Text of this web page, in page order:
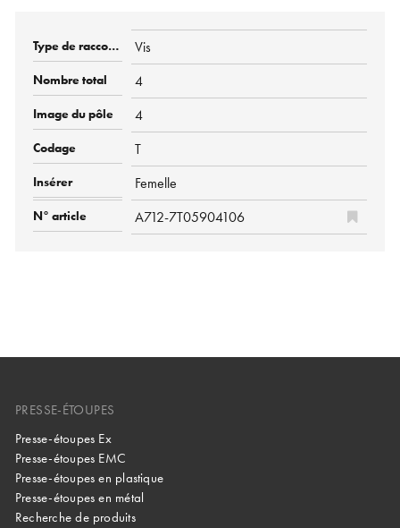
Vis
4
4
T
Femelle
A712-7T05904106
PRESSE-ÉTOUPES
Presse-étoupes Ex
Presse-étoupes EMC
Presse-étoupes en plastique
Presse-étoupes en métal
Recherche de produits